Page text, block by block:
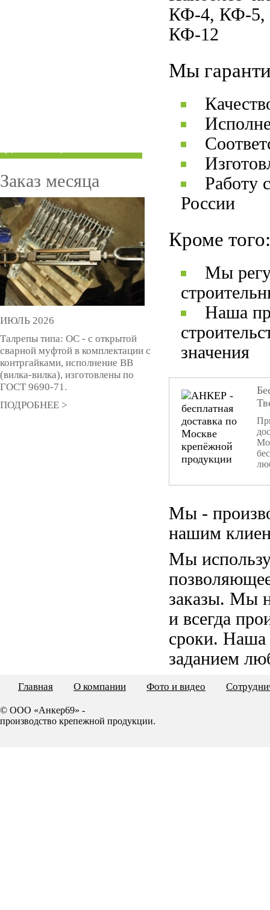
КФ-4, КФ-5,
КФ-12
Мы
Работу
России
Кроме того:
Мы
Наша
значения
Мы -
нашим
Мы
заказы. Мы
и всегда
сроки. Наша
заданием
Заказ месяца
ИЮЛЬ 2026
Талрепы типа: ОС - с открытой
сварной муфтой в комплектации с
контргайками, исполнение ВВ
(вилка-вилка), изготовлены по
ГОСТ 9690-71.
ПОДРОБНЕЕ >
Главная О компании Фото и видео
© ООО «Анкер69» -
производство крепежной продукции.